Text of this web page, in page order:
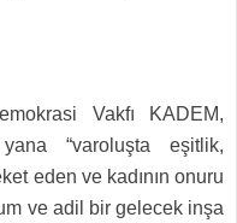
Vakfı KADEM,
“varoluşta eşitlik,
eden ve kadının onuru
ve adil bir gelecek inşa